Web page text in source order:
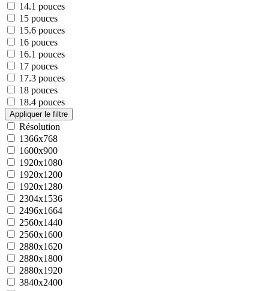
14.1 pouces
15 pouces
15.6 pouces
16 pouces
16.1 pouces
17 pouces
17.3 pouces
18 pouces
18.4 pouces
Résolution
1366x768
1600x900
1920x1080
1920x1200
1920x1280
2304x1536
2496x1664
2560x1440
2560x1600
2880x1620
2880x1800
2880x1920
3840x2400